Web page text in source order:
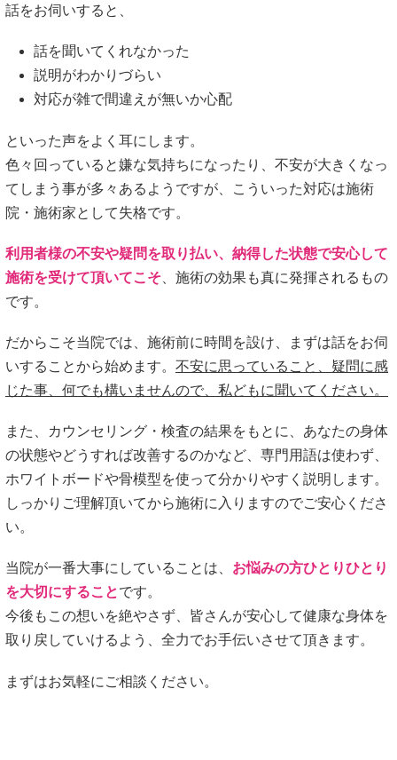
話をお伺いすると、
話を聞いてくれなかった
説明がわかりづらい
対応が雑で間違えが無いか心配
といった声をよく耳にします。
色々回っていると嫌な気持ちになったり、不安が大きくなっ
てしまう事が多々あるようですが、こういった対応は施術
院・施術家として失格です。
利用者様の不安や疑問を取り払い、納得した状態で安心して
施術を受けて頂いてこそ 、施術の効果も真に発揮されるもの
です。
だからこそ当院では、施術前に時間を設け、まずは話をお伺
いすることから始めます。 不安に思っていること、疑問に感
じた事、何でも構いませんので、私どもに聞いてください。
また、カウンセリング・検査の結果をもとに、あなたの身体
の状態やどうすれば改善するのかなど、専門用語は使わず、
ホワイトボードや骨模型を使って分かりやすく説明します。
しっかりご理解頂いてから施術に入りますのでご安心くださ
い。
当院が一番大事にしていることは、 お悩みの方ひとりひとり
を大切にすることです。
今後もこの想いを絶やさず、皆さんが安心して健康な身体を
取り戻していけるよう、全力でお手伝いさせて頂きます。
まずはお気軽にご相談ください。